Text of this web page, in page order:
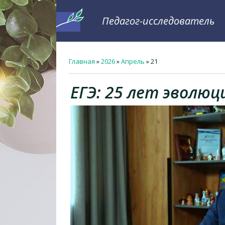
Педагог-исследователь
Главная »2026»Апрель »21
ЕГЭ: 25 лет